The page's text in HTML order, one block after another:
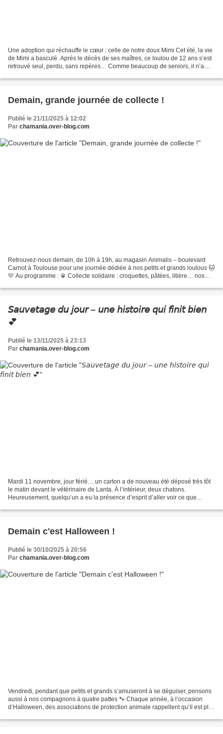
Une adoption qui réchauffe le cœur : celle de notre doux Mimi Cet été, la vie
de Mimi a basculé. Après le décès de ses maîtres, ce loulou de 12 ans s’est
retrouvé seul, perdu, sans repères… Comme beaucoup de seniors, il n’a
Demain, grande journée de collecte !
Publié le 21/11/2025 à 12:02
Par chamania.over-blog.com
Retrouvez-nous demain, de 10h à 19h, au magasin Animalis – boulevard
Carnot à Toulouse pour une journée dédiée à nos petits et grands loulous 🐱
💛 Au programme : 🥫 Collecte solidaire : croquettes, pâtées, litière… nos
𝘚𝘢𝘶𝘷𝘦𝘵𝘢𝘨𝘦 𝘥𝘶 𝘫𝘰𝘶𝘳 – 𝘶𝘯𝘦 𝘩𝘪𝘴𝘵𝘰𝘪𝘳𝘦 𝘲𝘶𝘪 𝘧𝘪𝘯𝘪𝘵 𝘣𝘪𝘦𝘯
💕
Publié le 13/11/2025 à 23:13
Par chamania.over-blog.com
Mardi 11 novembre, jour férié… un carton a de nouveau été déposé très tôt
le matin devant le vétérinaire de Lanta. À l’intérieur, deux chatons.
Heureusement, quelqu’un a eu la présence d’esprit d’aller voir ce que
Demain c'est Halloween !
Publié le 30/10/2025 à 20:56
Par chamania.over-blog.com
Vendredi, pendant que petits et grands s’amuseront à se déguiser, pensons
aussi à nos compagnons à quatre pattes 🐾 Chaque année, à l’occasion
d’Halloween, des associations de protection animale rappellent qu’il est plus